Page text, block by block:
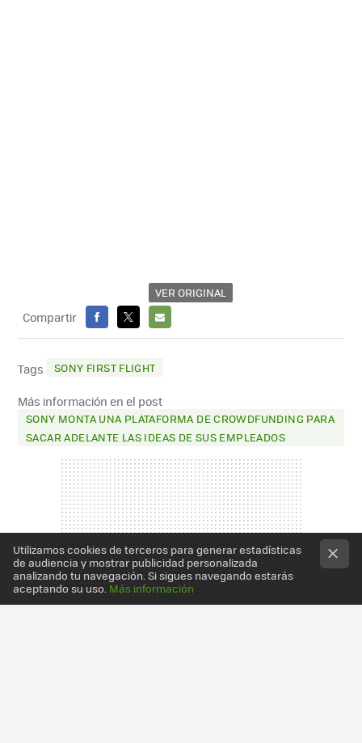
VER ORIGINAL
Compartir
FACEBOOK
X
E-
MAIL
Tags SONY FIRST FLIGHT
Más información en el post
SONY MONTA UNA PLATAFORMA DE CROWDFUNDING PARA
SACAR ADELANTE LAS IDEAS DE SUS EMPLEADOS
Utilizamos cookies de terceros para generar estadísticas
de audiencia y mostrar publicidad personalizada
analizando tu navegación. Si sigues navegando estarás
aceptando su uso. Más información